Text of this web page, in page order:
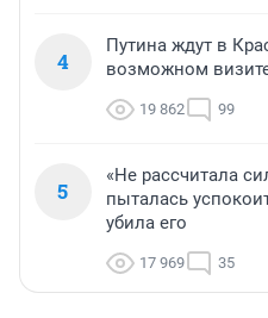
4
Путина ждут в
возможном
19 862 99
5
«Не рассчитала
пыталась
убила его
17 969 35